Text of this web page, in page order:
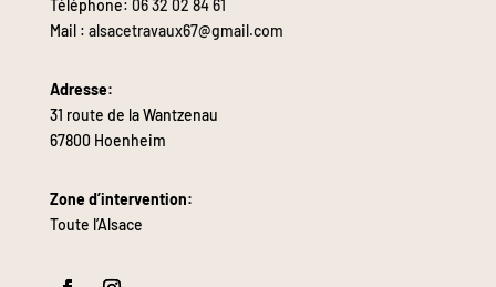
Téléphone: 06 32 02 84 61
Mail : alsacetravaux67@gmail.com
Adresse:
31 route de la Wantzenau
67800 Hoenheim
Zone d’intervention:
Toute l’Alsace